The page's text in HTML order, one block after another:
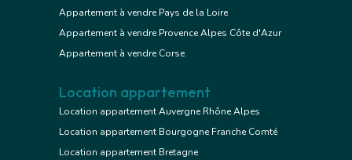
Appartement à vendre Pays de la Loire
Appartement à vendre Provence Alpes Côte d'Azur
Appartement à vendre Corse
Location appartement
Location appartement Auvergne Rhône Alpes
Location appartement Bourgogne Franche Comté
Location appartement Bretagne